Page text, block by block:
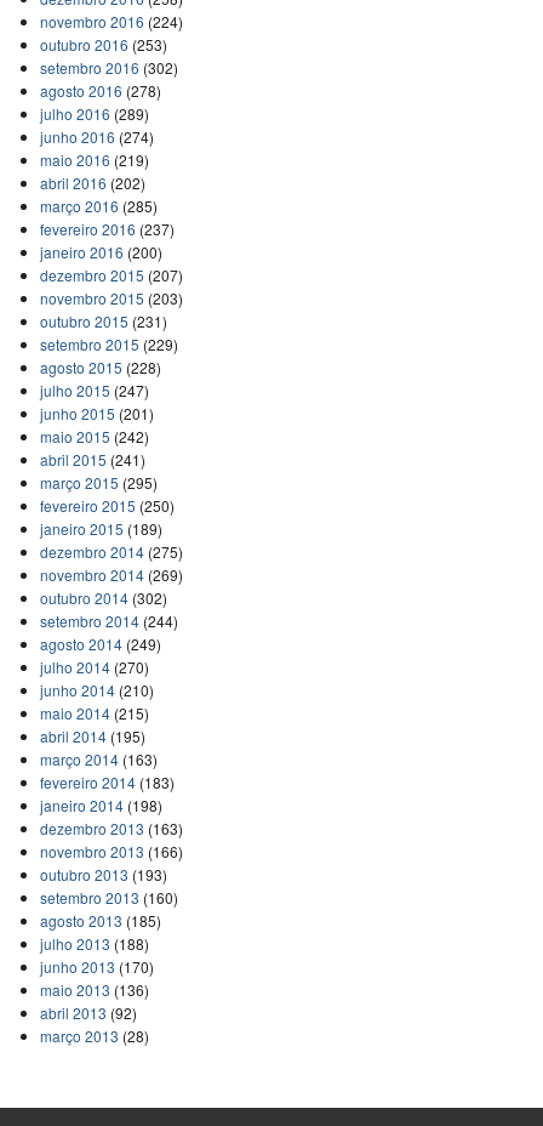
novembro 2016 (224)
outubro 2016 (253)
setembro 2016 (302)
agosto 2016 (278)
julho 2016 (289)
junho 2016 (274)
maio 2016 (219)
abril 2016 (202)
março 2016 (285)
fevereiro 2016 (237)
janeiro 2016 (200)
dezembro 2015 (207)
novembro 2015 (203)
outubro 2015 (231)
setembro 2015 (229)
agosto 2015 (228)
julho 2015 (247)
junho 2015 (201)
maio 2015 (242)
abril 2015 (241)
março 2015 (295)
fevereiro 2015 (250)
janeiro 2015 (189)
dezembro 2014(275)
novembro 2014(269)
outubro 2014(302)
setembro 2014(244)
agosto 2014(249)
julho 2014(270)
junho 2014(210)
maio 2014(215)
abril 2014(195)
março 2014(163)
fevereiro 2014(183)
janeiro 2014(198)
dezembro 2013 (163)
novembro 2013 (166)
outubro 2013 (193)
setembro 2013 (160)
agosto 2013 (185)
julho 2013 (188)
junho 2013 (170)
maio 2013 (136)
abril 2013 (92)
março 2013 (28)